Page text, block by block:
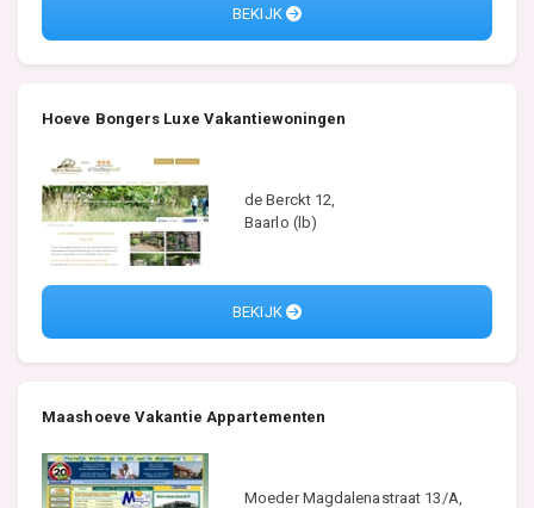
BEKIJK
Hoeve Bongers Luxe Vakantiewoningen
de Berckt 12,
Baarlo (lb)
BEKIJK
Maashoeve Vakantie Appartementen
Moeder Magdalenastraat 13/A,